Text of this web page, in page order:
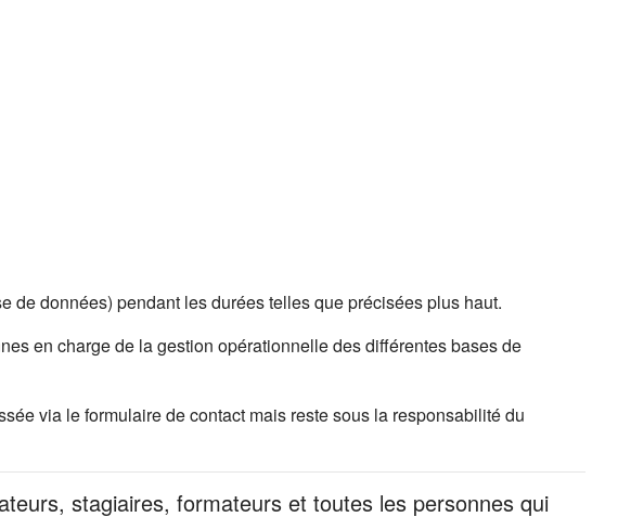
de données) pendant les durées telles que précisées plus haut.
en charge de la gestion opérationnelle des différentes bases de
via le formulaire de contact mais reste sous la responsabilité du
stagiaires, formateurs et toutes les personnes qui